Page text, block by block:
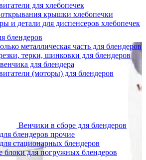
для хлебопечек
крышки хлебопечки
и детали для диспенсеров хлебопечек
блендеров
металлическая часть для блендеров
терки, шинковки для блендеров
для блендера
(моторы) для блендеров
Венчики в сборе для блендеров
блендеров прочие
стационарных блендеров
для погружных блендеров